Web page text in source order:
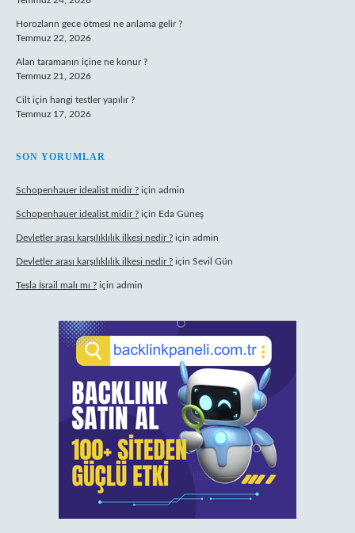
Horozların gece ötmesi ne anlama gelir ?
Temmuz 22, 2026
Alan taramanın içine ne konur ?
Temmuz 21, 2026
Cilt için hangi testler yapılır ?
Temmuz 17, 2026
SON YORUMLAR
Schopenhauer idealist midir ? için admin
Schopenhauer idealist midir ? için Eda Güneş
Devletler arası karşılıklılık ilkesi nedir ? için admin
Devletler arası karşılıklılık ilkesi nedir ? için Sevil Gün
Tesla İsrail malı mı ? için admin